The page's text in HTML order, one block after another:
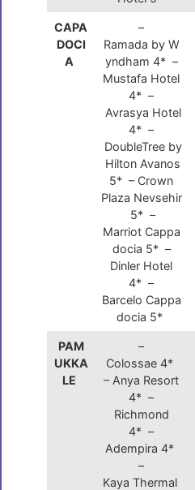
CAPA
DOCI
A
–
Ramada by W
yndham 4* –
Mustafa Hotel
4* –
Avrasya Hotel
4* –
DoubleTree by
Hilton Avanos
5* – Crown
Plaza Nevsehir
5* –
Marriot Cappa
docia 5* –
Dinler Hotel
4* –
Barcelo Cappa
docia 5*
PAM
UKKA
LE
–
Colossae 4*
– Anya Resort
4* –
Richmond
4* –
Adempira 4*
–
Kaya Thermal